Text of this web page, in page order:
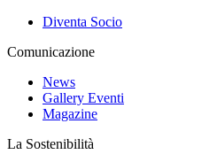
Diventa Socio
Comunicazione
News
Gallery Eventi
Magazine
La Sostenibilità